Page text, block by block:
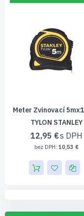
Meter Zvinovací
TYLON STANLEY
12,95 €
10,53 €